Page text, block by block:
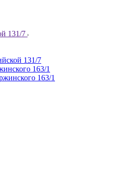
131/7
131/7
163/1
163/1